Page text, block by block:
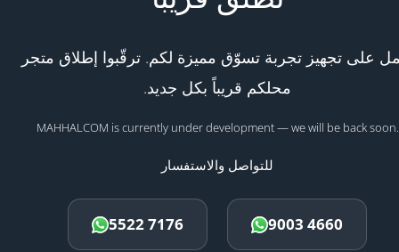
على تجهيز تجربة تسوّق مميزة لكم. ترقّبوا إطلاق متجر
محلكم قريباً بكل جديد.
MAHHALCOM is currently under development — we will be back soon.
للتواصل والاستفسار
5522 7176 9003 4660